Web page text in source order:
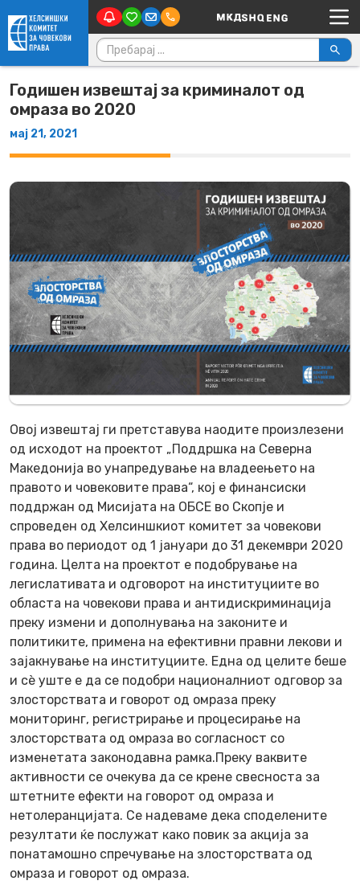
Skip to content Main Navigation
Пребарувај за:
Годишен извештај за криминалот од
омраза во 2020
мај 21, 2021
Овој извештај ги претставува наодите произлезени
од исходот на проектот „Поддршка на Северна
Македонија во унапредување на владеењето на
правото и човековите права“, кој е финансиски
поддржан од Мисијата на ОБСЕ во Скопје и
спроведен од Хелсиншкиот комитет за човекови
права во периодот од 1 јануари до 31 декември 2020
година. Целта на проектот е подобрување на
легислативата и одговорот на институциите во
областа на човекови права и антидискриминација
преку измени и дополнувања на законите и
политиките, примена на ефективни правни лекови и
зајакнување на институциите. Една од целите беше
и сè уште е да се подобри националниот одговор за
злосторствата и говорот од омраза преку
мониторинг, регистрирање и процесирање на
злосторствата од омраза во согласност со
изменетата законодавна рамка.Преку ваквите
активности се очекува да се крене свесноста за
штетните ефекти на говорот од омраза и
нетолеранцијата. Се надеваме дека споделените
резултати ќе послужат како повик за акција за
понатамошно спречување на злосторствата од
омраза и говорот од омраза.